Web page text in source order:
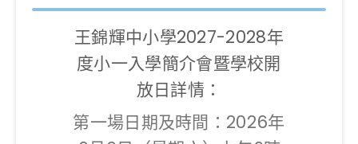
王錦輝中小學2027-2028年
度小一入學簡介會暨學校開
放日詳情：
第一場日期及時間：2026年